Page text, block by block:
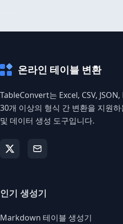
온라인 테이블 변환
TableConvert는 Excel, CSV,
30개 이상의 형식 간 변환을 지원
및 데이터 생성 도구입니다.
인기 생성기
Markdown 테이블 생성기